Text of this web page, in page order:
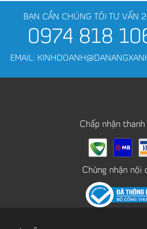
BẠN CẦN CHÚNG TÔI TƯ VẤN
0974 818
EMAIL:
Chấp nhận
Chứng nhận nội